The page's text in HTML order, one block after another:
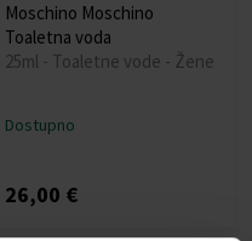
Moschino Moschino
Toaletna voda
25ml - Toaletne vode - Žene
Dostupno
26,00 €